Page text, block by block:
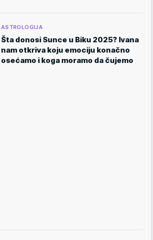
ASTROLOGIJA
Šta donosi Sunce u Biku 2025? Ivana
nam otkriva koju emociju konačno
osećamo i koga moramo da čujemo